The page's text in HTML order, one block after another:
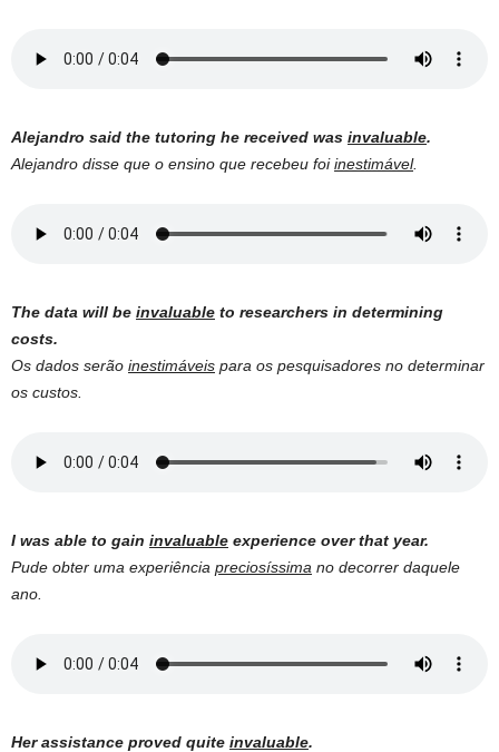
Alejandro said the tutoring he received was invaluable.
Alejandro disse que o ensino que recebeu foiinestimável.
The data will be invaluable to researchers in determining
costs.
Os dados serão inestimáveis para os pesquisadores no determinar
os custos.
I was able to gain invaluable experience over that year.
Pude obter uma experiência preciosíssima no decorrer daquele
ano.
Her assistance proved quite invaluable.